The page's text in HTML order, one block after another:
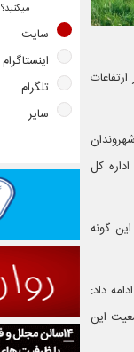
کل
گونه
داد:
این
میکنید؟
سایت
اینستاگرام
تلگرام
سایر